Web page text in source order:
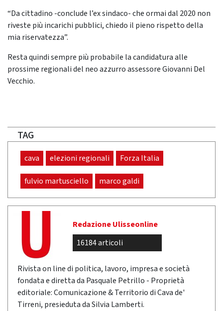
“Da cittadino -conclude l’ex sindaco- che ormai dal 2020 non
riveste più incarichi pubblici, chiedo il pieno rispetto della
mia riservatezza”.
Resta quindi sempre più probabile la candidatura alle
prossime regionali del neo azzurro assessore Giovanni Del
Vecchio.
TAG
cava elezioni regionali Forza Italia
fulvio martusciello marco galdi
Redazione Ulisseonline
16184 articoli
Rivista on line di politica, lavoro, impresa e società
fondata e diretta da Pasquale Petrillo - Proprietà
editoriale: Comunicazione & Territorio di Cava de'
Tirreni, presieduta da Silvia Lamberti.